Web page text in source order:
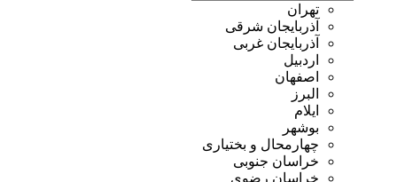
تهران
آذربایجان شرقی
آذربایجان غربی
اردبیل
اصفهان
البرز
ایلام
بوشهر
چهارمحال و بختیاری
خراسان جنوبی
خراسان رضوی